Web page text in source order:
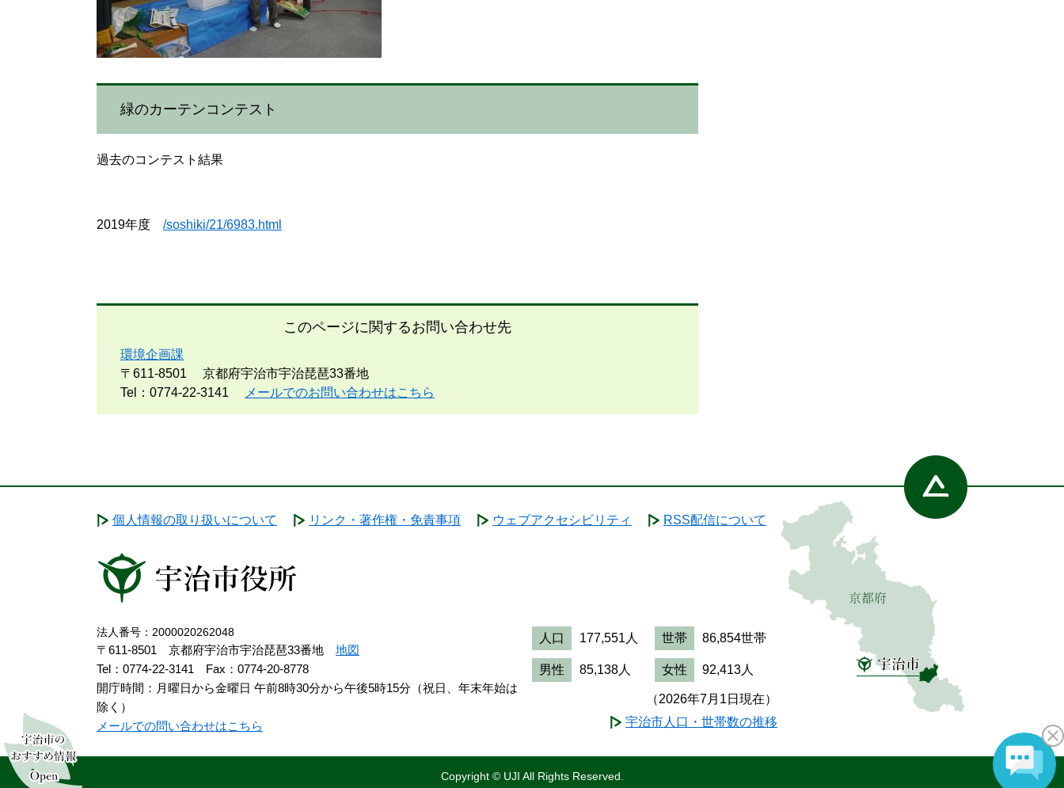
緑のカーテンコンテスト
過去のコンテスト結果
2019年度 /soshiki/21/6983.html
このページに関するお問い合わせ先
環境企画課
〒611-8501
京都府宇治市宇治琵琶33番地
Tel：0774-22-3141
メールでのお問い合わせはこちら
個人情報の取り扱いについて リンク・著作権・免責事項 ウェブアクセシビリティ RSS配信について
法人番号：2000020262048
〒611-8501 京都府宇治市宇治琵琶33番地 地図
Tel：0774-22-3141
Fax：0774-20-8778
開庁時間：月曜日から金曜日 午前8時30分から午後5時15分（祝日、年末年始は
除く）
メールでの問い合わせはこちら
人口 177,551人 世帯 86,854世帯
男性 85,138人 女性 92,413人
（2026年7月1日現在）
宇治市人口・世帯数の推移
Copyright © UJI All Rights Reserved.